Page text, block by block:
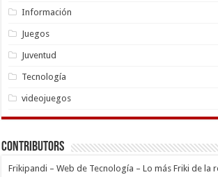
Información
Juegos
Juventud
Tecnología
videojuegos
Contributors
Frikipandi – Web de Tecnología – Lo más Friki de la